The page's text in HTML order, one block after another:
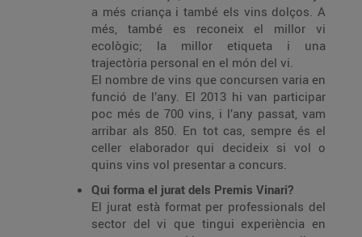
a més criança i també els vins dolços. A
més, també es reconeix el millor vi
ecològic; la millor etiqueta i una
trajectòria personal en el món del vi.
El nombre de vins que concursen varia en
funció de l’any. El 2013 hi van participar
poc més de 700 vins, i l’any passat, vam
arribar als 850. En tot cas, sempre és el
celler elaborador qui decideix si vol o
quins vins vol presentar a concurs.
Qui forma el jurat dels Premis Vinari?
El jurat està format per professionals del
sector del vi que tingui experiència en